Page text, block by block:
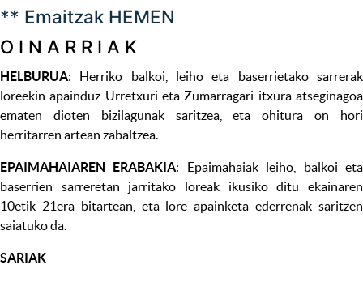
** Emaitzak HEMEN
O I N A R R I A K
HELBURUA: Herriko balkoi, leiho eta baserrietako sarrerak
loreekin apainduz Urretxuri eta Zumarragari itxura atseginagoa
ematen dioten bizilagunak saritzea, eta ohitura on hori
herritarren artean zabaltzea.
EPAIMAHAIAREN ERABAKIA: Epaimahaiak leiho, balkoi eta
baserrien sarreretan jarritako loreak ikusiko ditu ekainaren
10etik 21era bitartean, eta lore apainketa ederrenak saritzen
saiatuko da.
SARIAK